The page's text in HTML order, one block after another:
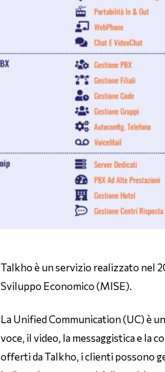
Talkho è un servizio realizzato nel
Sviluppo Economico (MISE).
La Unified Communication (UC) è
voce, il video, la messaggistica e la
offerti da Talkho, i clienti possono